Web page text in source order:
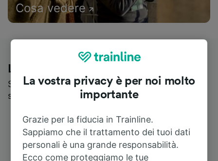
Cosa vedere
Le recensioni dei nostri viaggiatori
Scopri cosa pensa realmente chi utilizza i nostri
servizi
La vostra privacy è per noi molto
importante
Grazie per la fiducia in Trainline.
Sappiamo che il trattamento dei tuoi dati
personali è una grande responsabilità.
Ecco come proteggiamo le tue